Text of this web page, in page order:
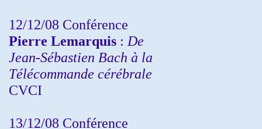
12/12/08 Conférence
Pierre Lemarquis : De
Jean-Sébastien Bach à la
Télécommande cérébrale
CVCI
13/12/08 Conférence